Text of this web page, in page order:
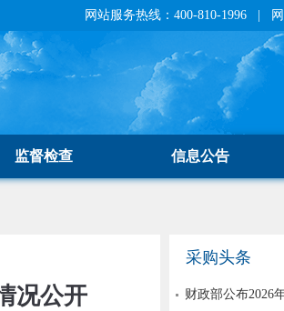
网站服务热线：400-810-1996 | 网
监督检查 信息公告
况公开
采购头条
财政部公布2026